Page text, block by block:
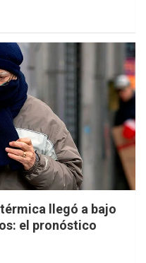
llegó a bajo
el pronóstico